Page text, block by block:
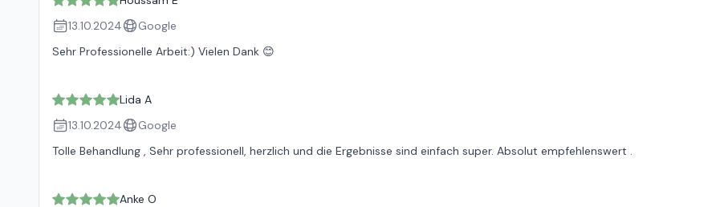
13.10.2024
Google
Sehr Professionelle Arbeit:) Vielen Dank 😊
Lida A
13.10.2024
Google
Tolle Behandlung , Sehr professionell, herzlich und die Ergebnisse sind einfach super. Absolut empfehlenswert .
Anke O